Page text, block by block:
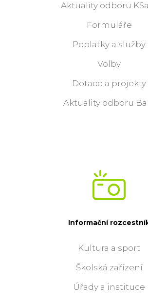
Aktuality odboru
Formuláře
Poplatky a služby
Volby
Dotace a projekty
Aktuality odboru
Informační
Kultura a sport
Školská zařízení
Úřady a instituce